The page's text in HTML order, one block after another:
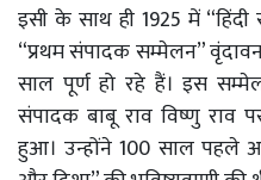
इसी के साथ ही 1925 में
“प्रथम संपादक सम्मेलन”
साल पूर्ण हो रहे हैं। इस
संपादक बाबू राव विष्णु राव
हुआ। उन्होंने 100 साल पहले